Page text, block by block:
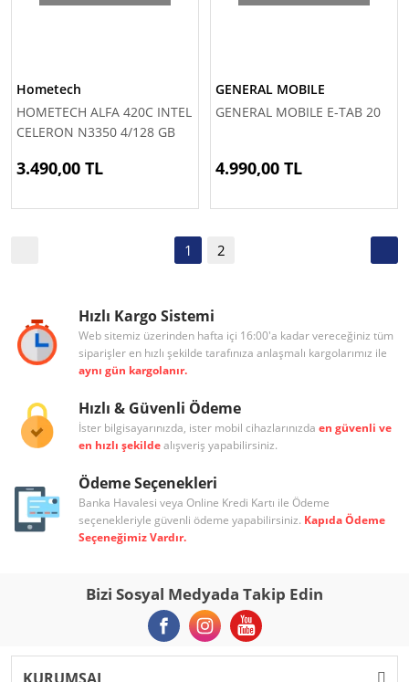
Hometech
HOMETECH ALFA 420C INTEL
CELERON N3350 4/128 GB
3.490,00 TL
GENERAL MOBILE
GENERAL MOBILE E-TAB 20
4.990,00 TL
1 2
Hızlı Kargo Sistemi
Web sitemiz üzerinden hafta içi 16:00'a kadar vereceğiniz tüm
siparişler en hızlı şekilde tarafınıza anlaşmalı kargolarımız ile
aynı gün kargolanır.
Hızlı & Güvenli Ödeme
İster bilgisayarınızda, ister mobil cihazlarınızda en güvenli ve
en hızlı şekildealışveriş yapabilirsiniz.
Ödeme Seçenekleri
Banka Havalesi veya Online Kredi Kartı ile Ödeme
seçenekleriyle güvenli ödeme yapabilirsiniz. Kapıda Ödeme
Seçeneğimiz Vardır.
Bizi Sosyal Medyada Takip Edin